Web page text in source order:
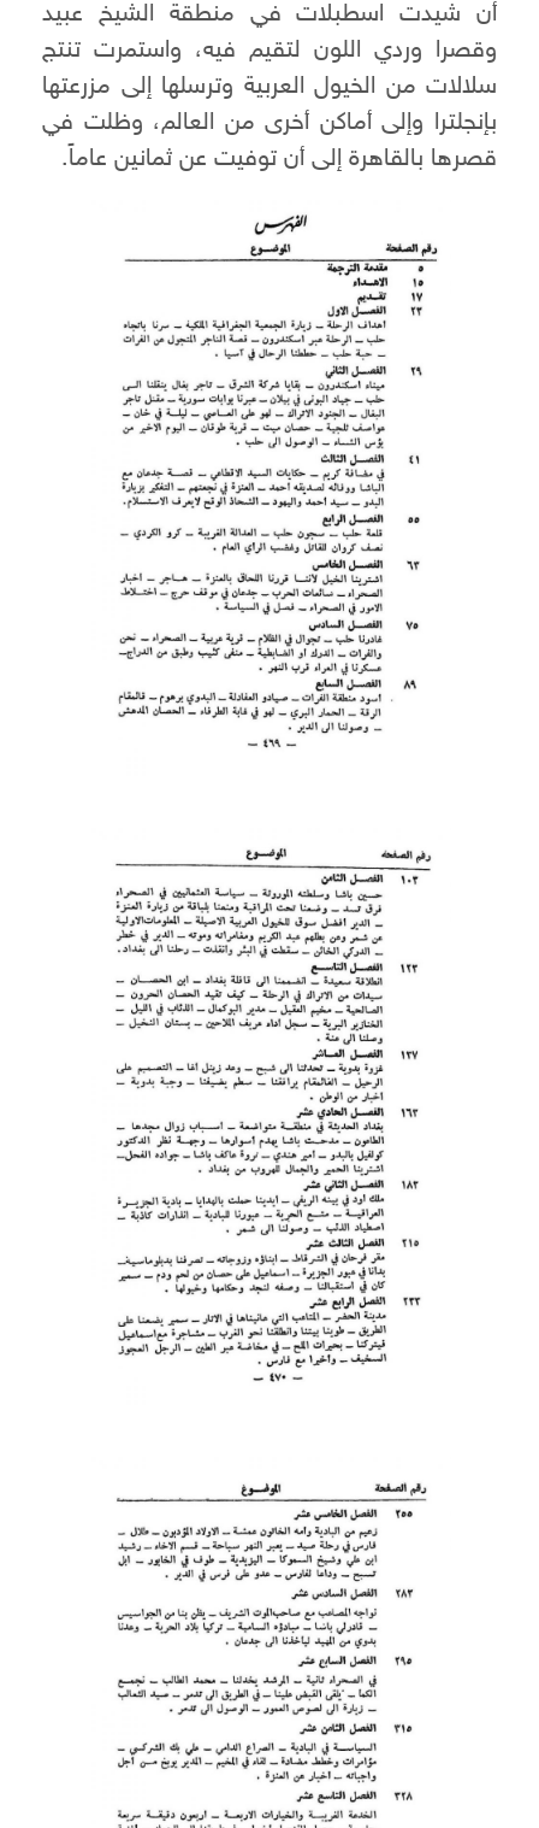
أن شيدت اسطبلات في منطقة الشيخ عبيد
وقصرا وردي اللون لتقيم فيه، واستمرت تنتج
سلالات من الخيول العربية وترسلها إلى مزرعتها
بإنجلترا وإلى أماكن أخرى من العالم، وظلت في
قصرها بالقاهرة إلى أن توفيت عن ثمانين عاماً.